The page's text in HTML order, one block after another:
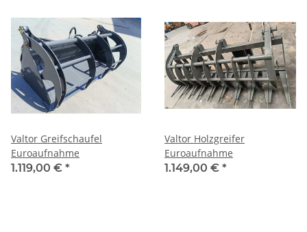
Valtor Greifschaufel
Euroaufnahme
1.119,00 € *
Valtor Holzgreifer
Euroaufnahme
1.149,00 € *